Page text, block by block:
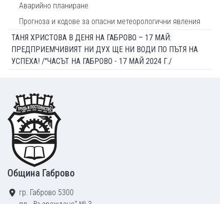
Аварийно планиране
Прогноза и кодове за опасни метеорологични явления
ТАНЯ ХРИСТОВА В ДЕНЯ НА ГАБРОВО – 17 МАЙ:
ПРЕДПРИЕМЧИВИЯТ НИ ДУХ ЩЕ НИ ВОДИ ПО ПЪТЯ НА
УСПЕХА! /"ЧАСЪТ НА ГАБРОВО - 17 МАЙ 2024 Г./
Footer
Община Габрово
гр. Габрово 5300